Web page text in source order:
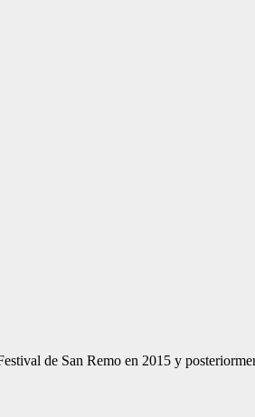
de San Remo en 2015 y